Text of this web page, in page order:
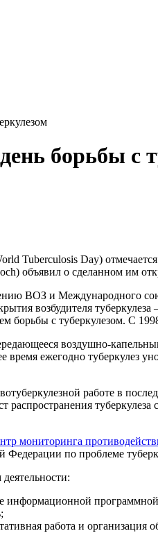
борьбы с
Tuberculosis Day)
объявил о сделанном им
ВОЗ и Международного
возбудителя
борьбы с туберкулезом. С
воздушно-
время ежегодно
работе в
распространения
мониторинга
Федерации по проблеме
информационной
работа и